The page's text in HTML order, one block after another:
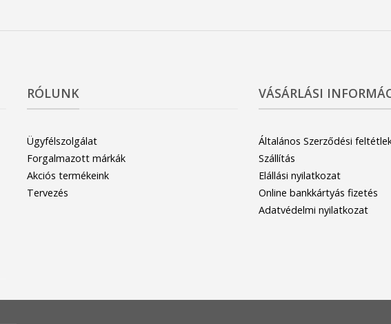
RÓLUNK
Ügyfélszolgálat
Forgalmazott márkák
Akciós termékeink
Tervezés
VÁSÁRLÁSI
Általános Szerződési
Szállítás
Elállási nyilatkozat
Online bankkártyás fizetés
Adatvédelmi nyilatkozat